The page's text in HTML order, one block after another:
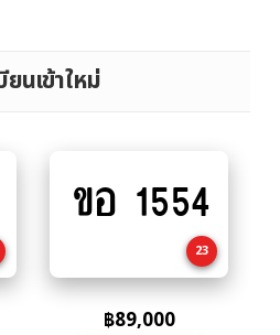
ยนเข้าใหม่
to
ขอ 1554
23
฿89,000